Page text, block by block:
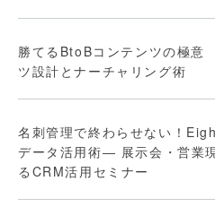
勝てるBtoBコンテンツの極
ツ設計とナーチャリング術
名刺管理で終わらせない！
データ活用術― 展示会・営業
るCRM活用セミナー